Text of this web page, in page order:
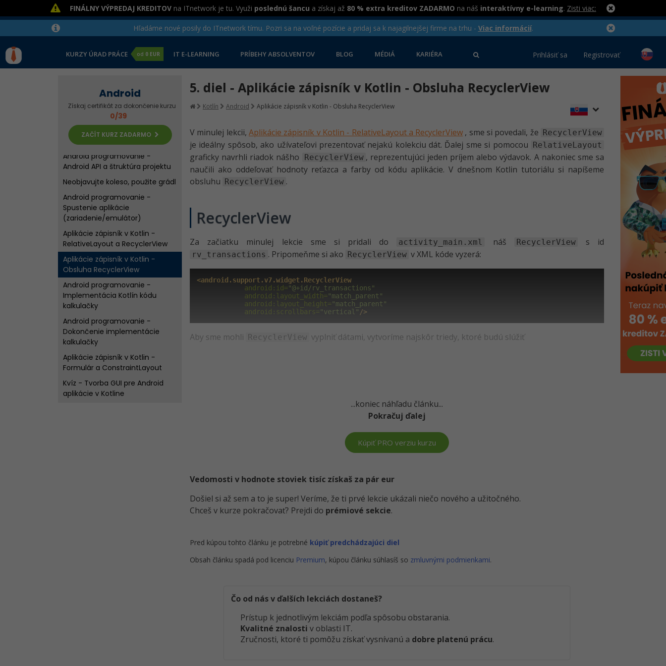
FINÁLNY VÝPREDAJ KREDITOV na ITnetwork je tu. Využi poslednú šancu a získaj až 80 % extra kreditov ZADARMO na náš interaktívny e-learning. Zisti viac:
Hľadáme nové posily do ITnetwork tímu. Pozri sa na voľné pozície a pridaj sa k najagilnejšej firme na trhu - Viac informácií.
KURZY ÚRAD PRÁCE od 0 EUR IT E-LEARNING PRÍBEHY ABSOLVENTOV BLOG MÉDIÁ KARIÉRA Prihlásiť sa Registrovať
Android
Získaj certifikát za dokončenie kurzu
0/39
ZAČÍT KURZ ZADARMO
v Kotlin a vývojového prostredia
Android programovanie -
Vývojové prostredie
LinearLayout a jednoduchá
kalkulačka pre Android v Kotlin
Android programovanie -
Android API a štruktúra projektu
Neobjavujte koleso, použite grádl
Android programovanie -
Spustenie aplikácie
(zariadenie/emulátor)
Aplikácie zápisník v Kotlin -
RelativeLayout a RecyclerView
Aplikácie zápisník v Kotlin -
Obsluha RecyclerView
Android programovanie -
Implementácia Kotlín kódu
kalkulačky
Android programovanie -
Dokončenie implementácie
kalkulačky
Aplikácie zápisník v Kotlin -
Formulár a ConstraintLayout
Kvíz - Tvorba GUI pre Android
aplikácie v Kotline
5. diel - Aplikácie zápisník v Kotlin - Obsluha RecyclerView
Kotlín Android Aplikácie zápisník v Kotlin - Obsluha RecyclerView
V minulej lekcii, Aplikácie zápisník v Kotlin - RelativeLayout a RecyclerView , sme si povedali, že RecyclerView
je ideálny spôsob, ako užívateľovi prezentovať nejakú kolekciu dát. Ďalej sme si pomocou RelativeLayout
graficky navrhli riadok nášho RecyclerView , reprezentujúci jeden príjem alebo výdavok. A nakoniec sme sa
naučili ako oddeľovať hodnoty reťazca a farby od kódu aplikácie. V dnešnom Kotlin tutoriálu si napíšeme
obsluhu RecyclerView .
RecyclerView
Za začiatku minulej lekcie sme si pridali do activity_main.xml náš RecyclerView s id
rv_transactions . Pripomeňme si ako RecyclerView v XML kóde vyzerá:
<android.support.v7.widget.RecyclerView
            android:id=
"@+id/rv_transactions"
            android:layout_width=
"match_parent"
            android:layout_height=
"match_parent"
            android:scrollbars=
"vertical" />
Aby sme mohli RecyclerView vyplniť dátami, vytvoríme najskôr triedy, ktoré budú slúžiť
...koniec náhľadu článku...
Pokračuj ďalej
Kúpiť PRO verziu kurzu
Vedomosti v hodnote stoviek tisíc získaš za pár eur
Došiel si až sem a to je super! Veríme, že ti prvé lekcie ukázali niečo nového a užitočného.
Chceš v kurze pokračovať? Prejdi do prémiové sekcie.
Pred kúpou tohto článku je potrebné kúpiť predchádzajúci diel
Obsah článku spadá pod licenciu Premium, kúpou článku súhlasíš so zmluvnými podmienkami.
Čo od nás v ďalších lekciách dostaneš?
Prístup k jednotlivým lekciám podľa spôsobu obstarania.
Kvalitné znalosti v oblasti IT.
Zručnosti, ktoré ti pomôžu získať vysnívanú a dobre platenú prácu.